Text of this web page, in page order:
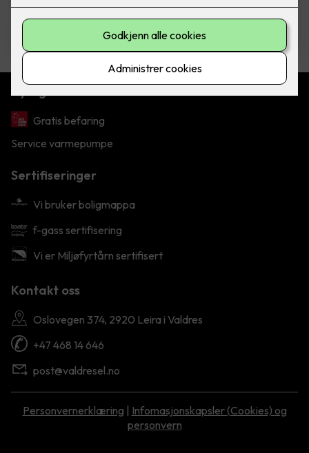
Lyng.
5,750,-
Gratis befaring
Service varmepumpe
Sertifiseringer
Vi bruker boligmappa
f-gass sertifisering
Vi er Miljøfyrtårn sertifisert
Kontakt oss
Oslovegen 374, 2920 Leira i Valdres
+47 468 14 646
post@valdresel.no
Personvernerklæring
Infomasjonskapsler (Cookies) og
personvern